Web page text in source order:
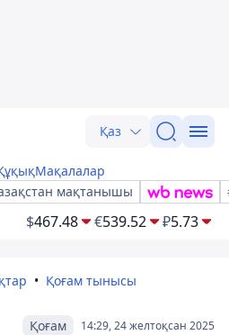
Қаз
Мақалалар
мақтанышы
$467.48 €539.52 ₽5.73
Қоғам тынысы
14:29, 24 желтоқсан 2025
Қоғам